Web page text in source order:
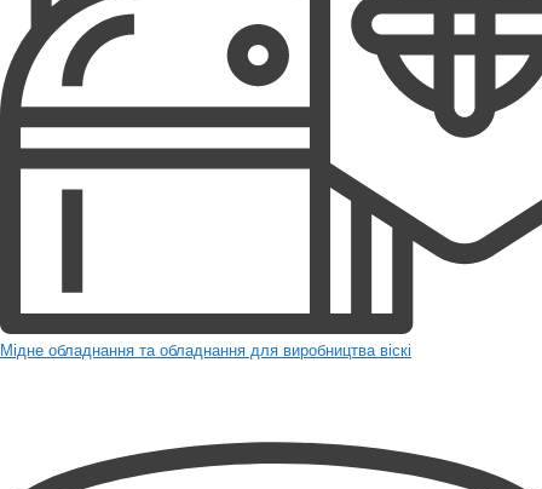
Мідне обладнання та обладнання для виробництва віскі